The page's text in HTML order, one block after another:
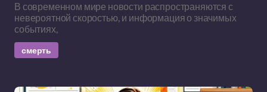
В современном мире новости распространяются с
невероятной скоростью, и информация о значимых
событиях,
смерть